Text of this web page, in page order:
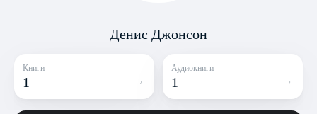
Денис Джонсон
Книги
1
Аудиокниги
1